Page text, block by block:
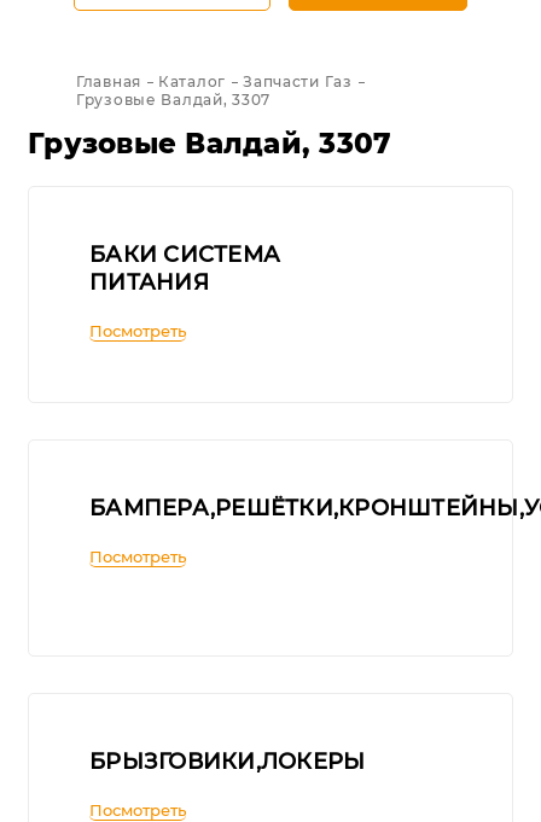
Главная Каталог
Запчасти Газ
Грузовые Валдай, 3307
Грузовые Валдай, 3307
БАКИ СИСТЕМА
ПИТАНИЯ
Посмотреть
Посмотреть
БРЫЗГОВИКИ,ЛОКЕРЫ
Посмотреть